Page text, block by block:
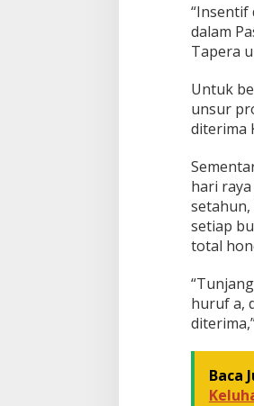
“Insentif
dalam
Tapera
Untuk
unsur
diterima
hari
setiap
total
huruf a,
Baca